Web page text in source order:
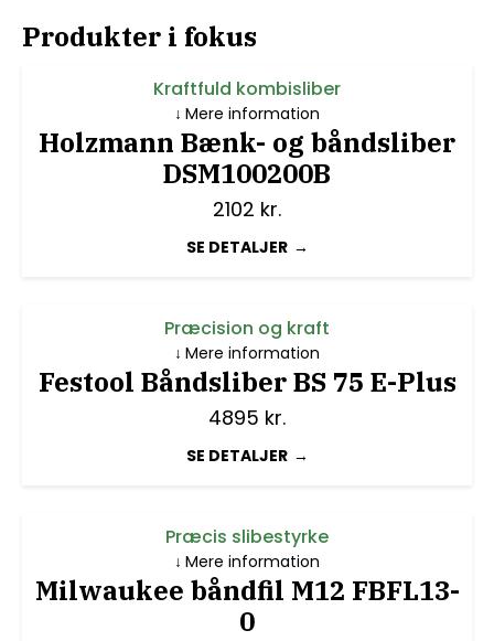
Produkter i fokus
Kraftfuld kombisliber
Holzmann Bænk- og båndsliber
DSM100200B
2102 kr.
SE DETALJER
Mere information
Præcision og kraft
Festool Båndsliber BS 75 E-Plus
4895 kr.
SE DETALJER
Mere information
Præcis slibestyrke
Milwaukee båndfil M12 FBFL13-
0
Mere information